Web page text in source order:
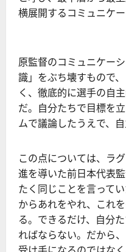
横展開するコミュニケ
原監督のコミュニケー
識」をぶち壊すもので
く、徹底的に選手の自
だ。自分たちで目標を
ムで議論したうえで、
この点については、ラ
進を導いた前日本代表監
たく同じことを言って
からあれをやれ、これ
る。できるだけ、自分
ればならない。だから